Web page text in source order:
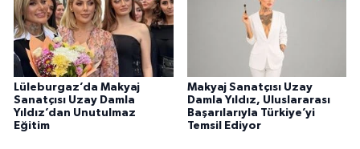
Lüleburgaz’da Makyaj
Sanatçısı Uzay Damla
Yıldız’dan Unutulmaz
Eğitim
Makyaj Sanatçısı Uzay
Damla Yıldız, Uluslararası
Başarılarıyla Türkiye’yi
Temsil Ediyor